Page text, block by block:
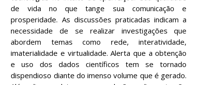
de vida no que tange sua comunicação e
prosperidade. As discussões praticadas indicam a
necessidade de se realizar investigações que
abordem temas como rede, interatividade,
imaterialidade e virtualidade. Alerta que a obtenção
e uso dos dados científicos tem se tornado
dispendioso diante do imenso volume que é gerado.